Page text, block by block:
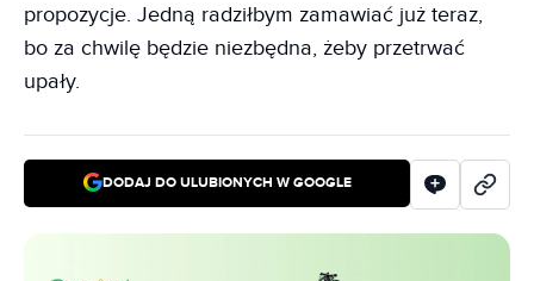
propozycje. Jedną radziłbym zamawiać już teraz,
bo za chwilę będzie niezbędna, żeby przetrwać
upały.
DODAJ DO ULUBIONYCH W GOOGLE